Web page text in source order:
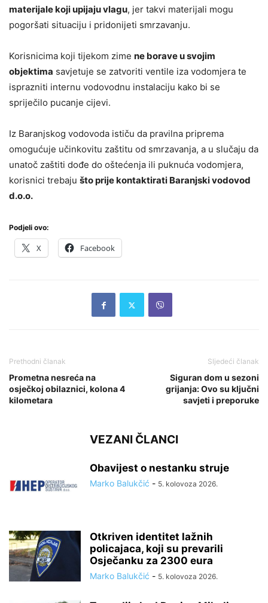
materijale koji upijaju vlagu, jer takvi materijali mogu
pogoršati situaciju i pridonijeti smrzavanju.
Korisnicima koji tijekom zime ne borave u svojim
objektima savjetuje se zatvoriti ventile iza vodomjera te
isprazniti internu vodovodnu instalaciju kako bi se
spriječilo pucanje cijevi.
Iz Baranjskog vodovoda ističu da pravilna priprema
omogućuje učinkovitu zaštitu od smrzavanja, a u slučaju da
unatoč zaštiti dođe do oštećenja ili puknuća vodomjera,
korisnici trebaju što prije kontaktirati Baranjski vodovod
d.o.o.
Podjeli ovo:
X Facebook
Prethodni članak
Prometna nesreća na
osječkoj obilaznici, kolona 4
kilometara
Sljedeći članak
Siguran dom u sezoni
grijanja: Ovo su ključni
savjeti i preporuke
VEZANI ČLANCI
Obavijest o nestanku struje
Marko Balukčić - 5. kolovoza 2026.
Otkriven identitet lažnih
policajaca, koji su prevarili
Osječanku za 2300 eura
Marko Balukčić - 5. kolovoza 2026.